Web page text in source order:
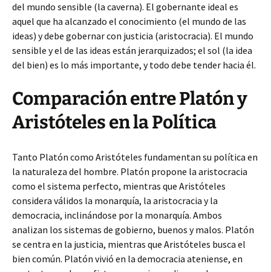
del mundo sensible (la caverna). El gobernante ideal es
aquel que ha alcanzado el conocimiento (el mundo de las
ideas) y debe gobernar con justicia (aristocracia). El mundo
sensible y el de las ideas están jerarquizados; el sol (la idea
del bien) es lo más importante, y todo debe tender hacia él.
Comparación entre Platón y
Aristóteles en la Política
Tanto Platón como Aristóteles fundamentan su política en
la naturaleza del hombre. Platón propone la aristocracia
como el sistema perfecto, mientras que Aristóteles
considera válidos la monarquía, la aristocracia y la
democracia, inclinándose por la monarquía. Ambos
analizan los sistemas de gobierno, buenos y malos. Platón
se centra en la justicia, mientras que Aristóteles busca el
bien común. Platón vivió en la democracia ateniense, en